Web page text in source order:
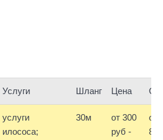
Услуги Шланг Цена
услуги
илососа;
30м
от 300
руб -
от
8